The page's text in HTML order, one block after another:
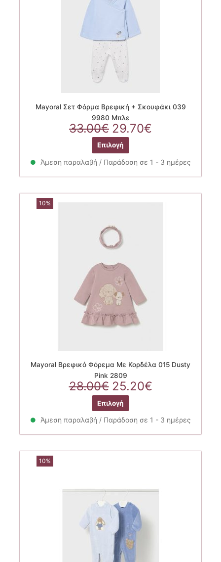
σελίδα
του
προϊόντος
Mayoral Σετ Φόρμα Βρεφική + Σκουφάκι 039
9980 Μπλε
33.00€ Original
price
was:
33.00€.
29.70€
είναι:
29.70€.
Επιλογή
Αυτό
προϊόν
παραλλαγές.
σελίδα
του
προϊόντος
Άμεση παραλαβή / Παράδοση σε 1 - 3 ημέρες
10%
Mayoral Βρεφικό Φόρεμα Με Κορδέλα 015 Dusty
Pink 2809
28.00€ Original
price
was:
28.00€.
25.20€Η
είναι:
Επιλογή
Αυτό
προϊόν
παραλλαγές.
να
επιλεγούν
στη
σελίδα
του
προϊόντος
Άμεση παραλαβή / Παράδοση σε 1 - 3 ημέρες
10%